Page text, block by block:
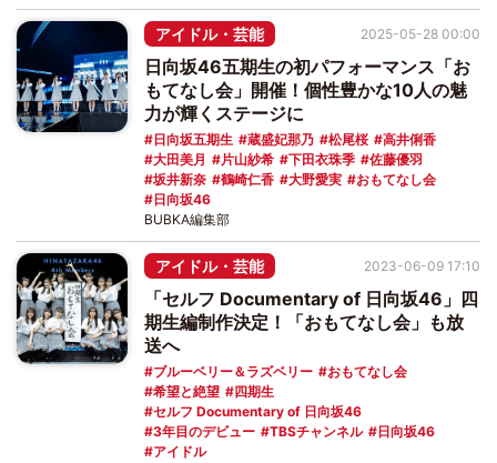
アイドル・芸能
日向坂46五期生の初パフォーマンス「お
もてなし会」開催！個性豊かな10人の魅
力が輝くステージに
日向坂五期生 蔵盛妃那乃 松尾桜
高井俐香
大田美月
片山紗希 下田衣珠季
佐藤優羽
坂井新奈
鶴崎仁香 大野愛実
おもてなし会
日向坂46
2025-05-28 00:00
BUBKA編集部
アイドル・芸能
「セルフ Documentary of 日向坂46」四
期生編制作決定！「おもてなし会」も放
送へ
ブルーベリー＆ラズベリー
おもてなし会
希望と絶望
四期生
セルフ Documentary of 日向坂46
3年目のデビュー
TBSチャンネル
日向坂46
アイドル
2023-06-09 17:10